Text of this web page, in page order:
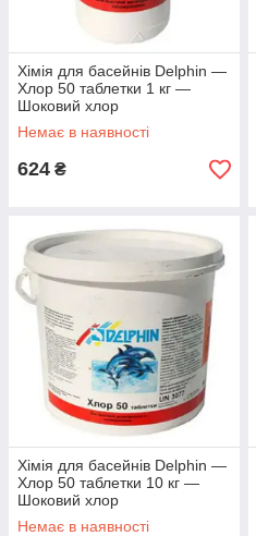
Хімія для басейнів Delphin ―
Хлор 50 таблетки 1 кг —
Шоковий хлор
Немає в наявності
624 ₴
Хімія для басейнів Delphin ―
Хлор 50 таблетки 10 кг —
Шоковий хлор
Немає в наявності